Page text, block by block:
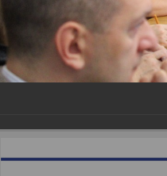
Главная Фотогалерея →